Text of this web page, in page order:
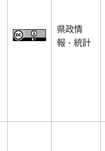
県政情
報・統計